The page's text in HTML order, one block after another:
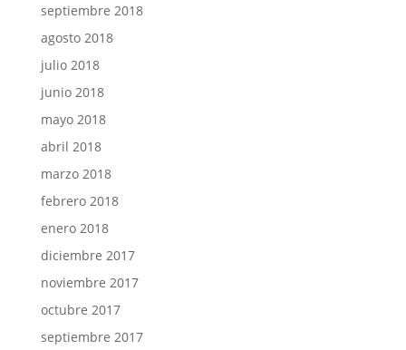
septiembre 2018
agosto 2018
julio 2018
junio 2018
mayo 2018
abril 2018
marzo 2018
febrero 2018
enero 2018
diciembre 2017
noviembre 2017
octubre 2017
septiembre 2017